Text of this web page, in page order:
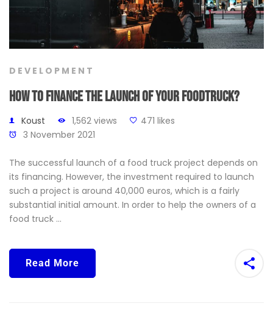
DEVELOPMENT
How to finance the launch of your foodtruck?
Koust 1,562 views
471 likes
3 November 2021
The successful launch of a food truck project depends on
its financing. However, the investment required to launch
such a project is around 40,000 euros, which is a fairly
substantial initial amount. In order to help the owners of a
food truck ...
Read More